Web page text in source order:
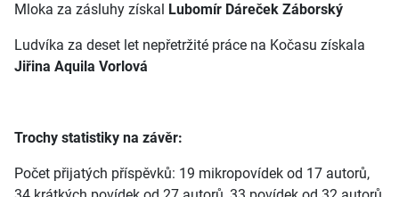
Mloka za zásluhy získal Lubomír Dáreček Záborský
Ludvíka za deset let nepřetržité práce na Kočasu získala
Jiřina Aquila Vorlová
Trochy statistiky na závěr:
Počet přijatých příspěvků: 19 mikropovídek od 17 autorů,